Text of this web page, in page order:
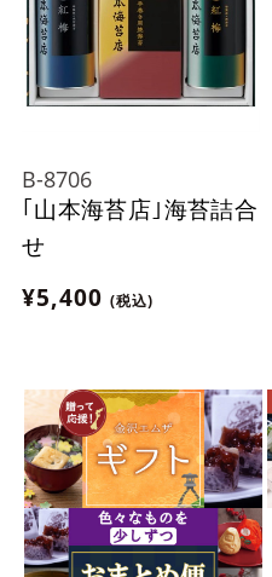
B-8706
｢山本海苔店｣海苔詰合
せ
¥5,400 (税込)